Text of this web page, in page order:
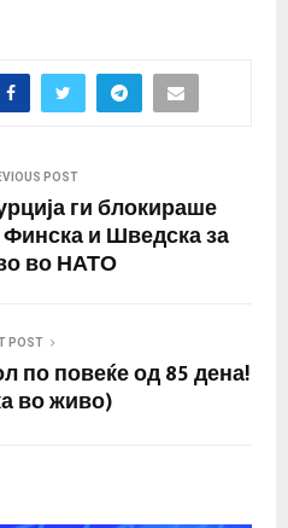
POST
ги блокираше
и Шведска за
во НАТО
POST
по повеќе од 85 дена!
во живо)